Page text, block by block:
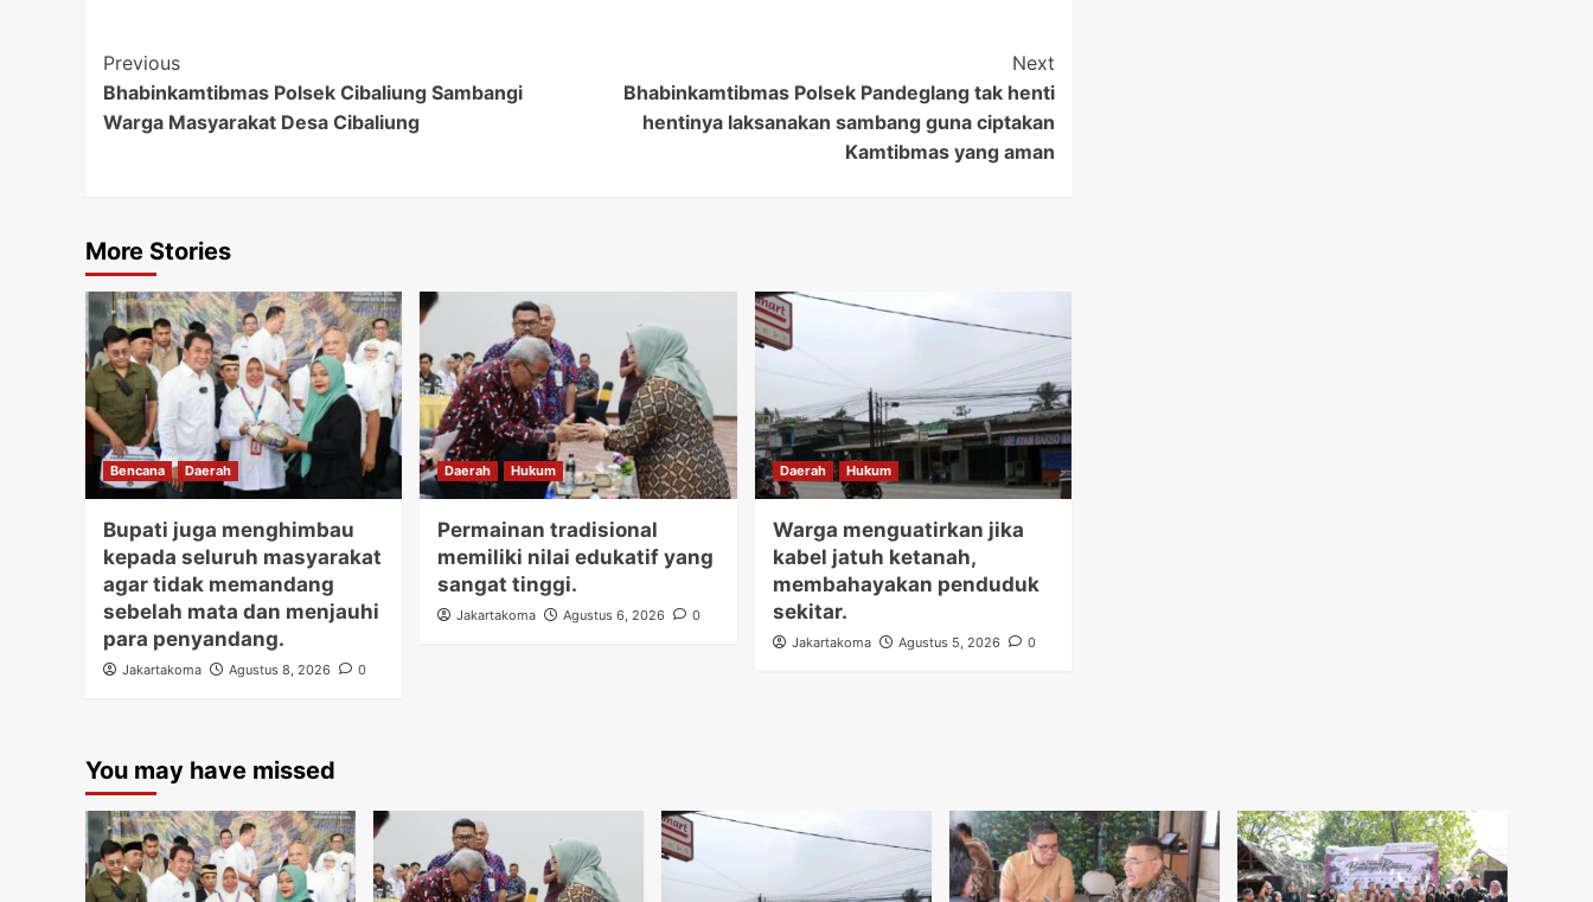
Post
Navigation
Previous
Bhabinkamtibmas Polsek Cibaliung Sambangi
Warga Masyarakat Desa Cibaliung
Next
Bhabinkamtibmas Polsek Pandeglang tak henti
hentinya laksanakan sambang guna ciptakan
Kamtibmas yang aman
More Stories
Bencana Daerah
Bupati juga menghimbau
kepada seluruh masyarakat
agar tidak memandang
sebelah mata dan menjauhi
para penyandang.
Jakartakoma Agustus 8, 2026 0
Daerah Hukum
Permainan tradisional
memiliki nilai edukatif yang
sangat tinggi.
Jakartakoma Agustus 6, 2026 0
Daerah Hukum
Warga menguatirkan jika
kabel jatuh ketanah,
membahayakan penduduk
sekitar.
Jakartakoma Agustus 5, 2026 0
You may have missed